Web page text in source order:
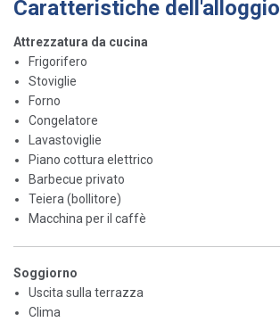
Caratteristiche dell'alloggio
Attrezzatura da cucina
Frigorifero
Stoviglie
Forno
Congelatore
Lavastoviglie
Piano cottura elettrico
Barbecue privato
Teiera (bollitore)
Macchina per il caffè
Soggiorno
Uscita sulla terrazza
Clima